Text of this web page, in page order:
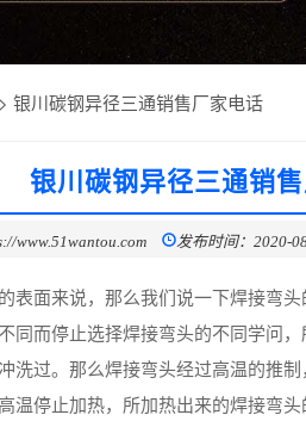
> 银川碳钢异径三通销售厂家电话
银川碳钢异径三通销
www.51wantou.com 发布时间：2020-
表面来说，那么我们说一下焊接弯
同而停止选择焊接弯头的不同学问
洗过。那么焊接弯头经过高温的推
温停止加热，所加热出来的焊接弯